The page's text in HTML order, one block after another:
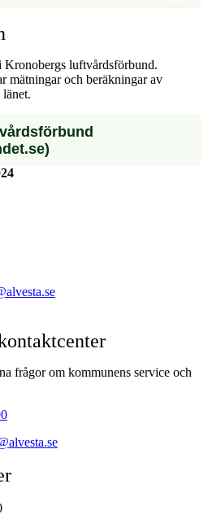
luftvårdsförbund.
mätningar och beräkningar av
frågor om kommunens service och